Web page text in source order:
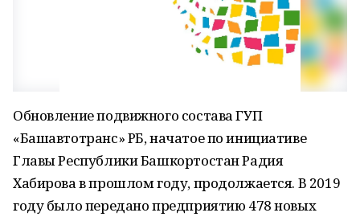
Обновление подвижного состава ГУП
«Башавтотранс» РБ, начатое по инициативе
Главы Республики Башкортостан Радия
Хабирова в прошлом году, продолжается. В 2019
году было передано предприятию 478 новых